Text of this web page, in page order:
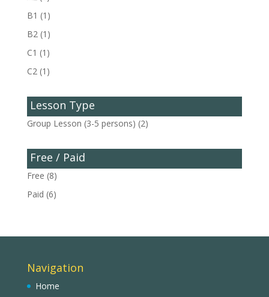
B1 (1)
B2 (1)
C1 (1)
C2 (1)
Lesson Type
Group Lesson (3-5 persons) (2)
Free / Paid
Free (8)
Paid (6)
Navigation
Home